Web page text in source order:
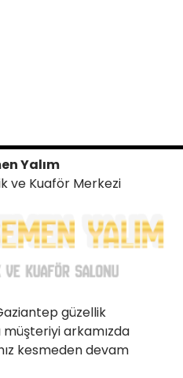
Yalım
ve Kuaför Merkezi
güzellik
arkamızda
kesmeden devam